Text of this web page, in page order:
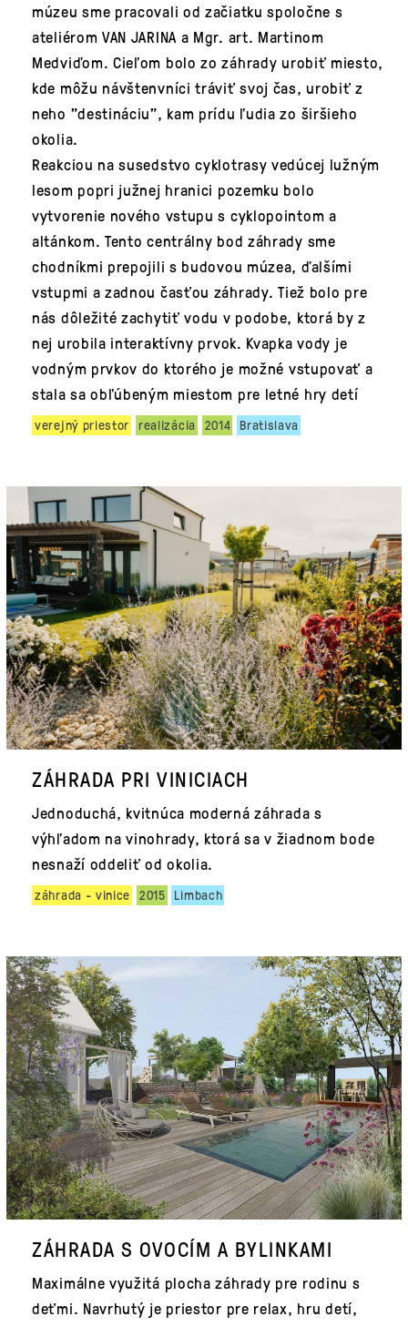
múzeu sme pracovali od začiatku spoločne s
ateliérom VAN JARINA a Mgr. art. Martinom
Medviďom. Cieľom bolo zo záhrady urobiť miesto,
kde môžu návštenvníci tráviť svoj čas, urobiť z
neho "destináciu", kam prídu ľudia zo širšieho
okolia.
Reakciou na susedstvo cyklotrasy vedúcej lužným
lesom popri južnej hranici pozemku bolo
vytvorenie nového vstupu s cyklopointom a
altánkom. Tento centrálny bod záhrady sme
chodníkmi prepojili s budovou múzea, ďalšími
vstupmi a zadnou časťou záhrady. Tiež bolo pre
nás dôležité zachytiť vodu v podobe, ktorá by z
nej urobila interaktívny prvok. Kvapka vody je
vodným prvkov do ktorého je možné vstupovať a
stala sa obľúbeným miestom pre letné hry detí
verejný priestor realizácia 2014 Bratislava
ZÁHRADA PRI VINICIACH
Jednoduchá, kvitnúca moderná záhrada s
výhľadom na vinohrady, ktorá sa v žiadnom bode
nesnaží oddeliť od okolia.
záhrada - vinice 2015 Limbach
ZÁHRADA S OVOCÍM A BYLINKAMI
Maximálne využitá plocha záhrady pre rodinu s
deťmi. Navrhutý je priestor pre relax, hru detí,